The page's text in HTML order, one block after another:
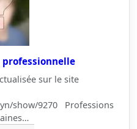
professionnelle
sur le site
show/9270 Professions